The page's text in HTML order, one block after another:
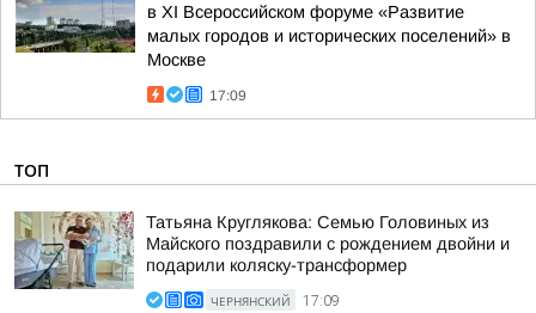
в XI Всероссийском форуме «Развитие
малых городов и исторических поселений» в
Москве
17:09
ТОП
Татьяна Круглякова: Семью Головиных из
Майского поздравили с рождением двойни и
подарили коляску-трансформер
ЧЕРНЯНСКИЙ 17:09